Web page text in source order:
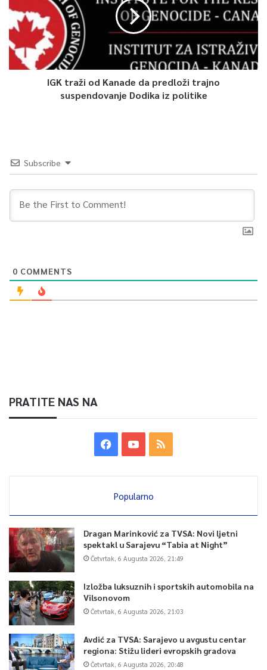
IGK traži od Kanade da predloži trajno
suspendovanje Dodika iz politike
Subscribe
0 COMMENTS
PRATITE NAS NA
Popularno
Dragan Marinković za TVSA: Novi ljetni
spektakl u Sarajevu “Tabia at Night”
Četvrtak, 6 Augusta 2026, 21:49
Izložba luksuznih i sportskih automobila na
Vilsonovom
Četvrtak, 6 Augusta 2026, 21:03
Avdić za TVSA: Sarajevo u avgustu centar
regiona: Stižu lideri evropskih gradova
Četvrtak, 6 Augusta 2026, 20:48